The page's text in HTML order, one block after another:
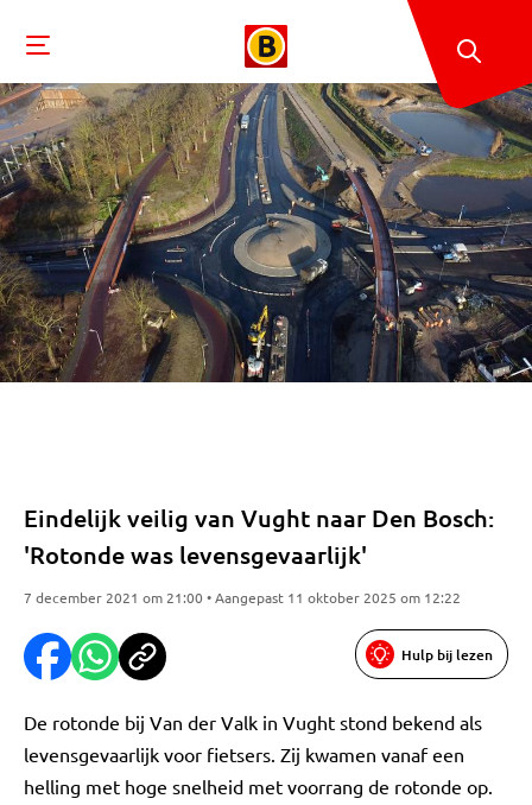
Eindelijk veilig van Vught naar Den Bosch:
'Rotonde was levensgevaarlijk'
7 december 2021 om 21:00 • Aangepast 11 oktober 2025 om 12:22
Hulp bij lezen
De rotonde bij Van der Valk in Vught stond bekend als
levensgevaarlijk voor fietsers. Zij kwamen vanaf een
helling met hoge snelheid met voorrang de rotonde op.